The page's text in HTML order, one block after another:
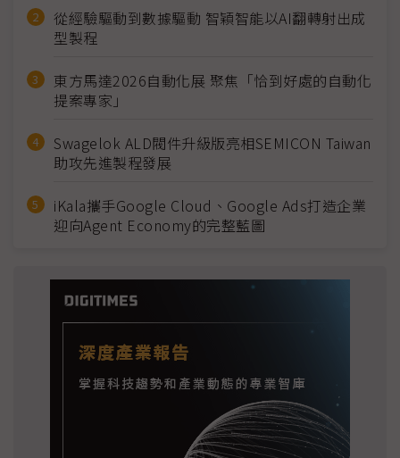
從經驗驅動到數據驅動 智穎智能以AI翻轉射出成
型製程
東方馬達2026自動化展 聚焦「恰到好處的自動化
提案專家」
Swagelok ALD閥件升級版亮相SEMICON Taiwan
助攻先進製程發展
iKala攜手Google Cloud、Google Ads打造企業
迎向Agent Economy的完整藍圖